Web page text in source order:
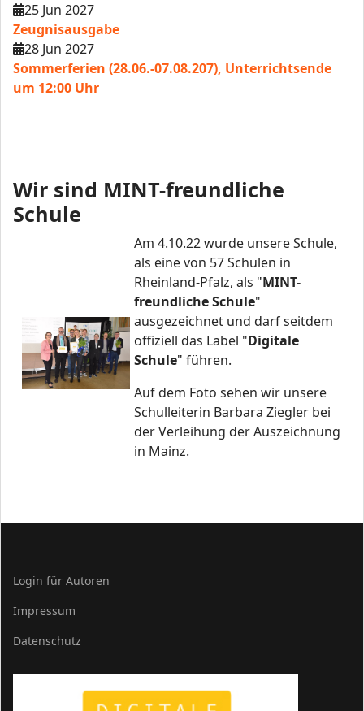
25 Jun 2027
Zeugnisausgabe
28 Jun 2027
Sommerferien (28.06.-07.08.207), Unterrichtsende
um 12:00 Uhr
Wir sind MINT-freundliche
Schule
Am 4.10.22 wurde unsere Schule,
als eine von 57 Schulen in
Rheinland-Pfalz, als "MINT-
freundliche Schule"
ausgezeichnet und darf seitdem
offiziell das Label "Digitale
Schule" führen.
Auf dem Foto sehen wir unsere
Schulleiterin Barbara Ziegler bei
der Verleihung der Auszeichnung
in Mainz.
Login für Autoren
Impressum
Datenschutz